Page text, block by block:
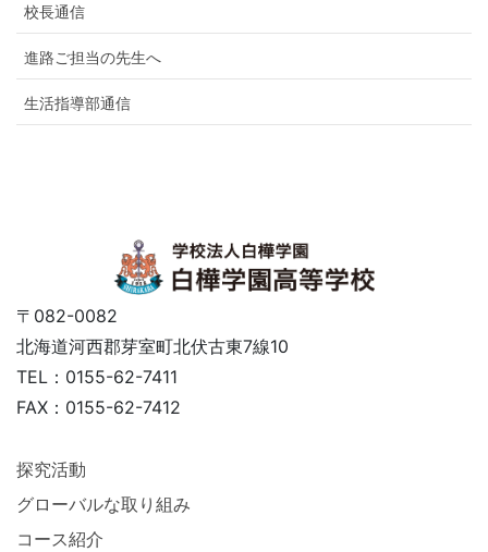
校長通信
進路ご担当の先生へ
生活指導部通信
〒082-0082
北海道河西郡芽室町北伏古東7線10
TEL：0155-62-7411
FAX：0155-62-7412
探究活動
グローバルな取り組み
コース紹介